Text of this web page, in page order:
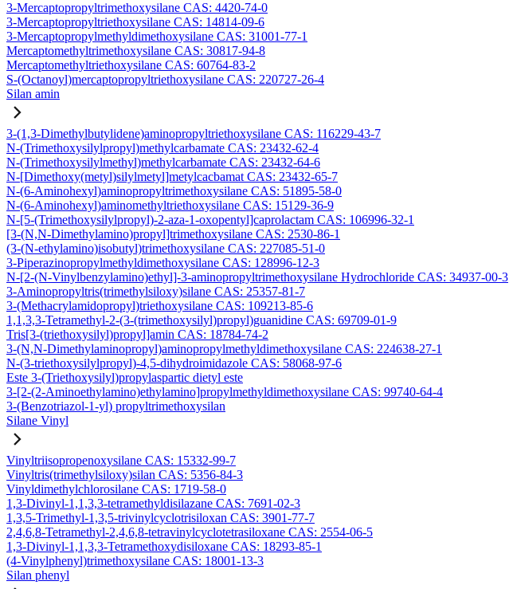
3-Mercaptopropyltrimethoxysilane CAS: 4420-74-0
3-Mercaptopropyltriethoxysilane CAS: 14814-09-6
3-Mercaptopropylmethyldimethoxysilane CAS: 31001-77-1
Mercaptomethyltrimethoxysilane CAS: 30817-94-8
Mercaptomethyltriethoxysilane CAS: 60764-83-2
S-(Octanoyl)mercaptopropyltriethoxysilane CAS: 220727-26-4
Silan amin
3-(1,3-Dimethylbutylidene)aminopropyltriethoxysilane CAS: 116229-43-7
N-(Trimethoxysilylpropyl)methylcarbamate CAS: 23432-62-4
N-(Trimethoxysilylmethyl)methylcarbamate CAS: 23432-64-6
N-[Dimethoxy(metyl)silylmetyl]metylcacbamat CAS: 23432-65-7
N-(6-Aminohexyl)aminopropyltrimethoxysilane CAS: 51895-58-0
N-(6-Aminohexyl)aminomethyltriethoxysilane CAS: 15129-36-9
N-[5-(Trimethoxysilylpropyl)-2-aza-1-oxopentyl]caprolactam CAS: 106996-32-1
[3-(N,N-Dimethylamino)propyl]trimethoxysilane CAS: 2530-86-1
(3-(N-ethylamino)isobutyl)trimethoxysilane CAS: 227085-51-0
3-Piperazinopropylmethyldimethoxysilane CAS: 128996-12-3
N-[2-(N-Vinylbenzylamino)ethyl]-3-aminopropyltrimethoxysilane Hydrochloride CAS: 34937-00-3
3-Aminopropyltris(trimethylsiloxy)silane CAS: 25357-81-7
3-(Methacrylamidopropyl)triethoxysilane CAS: 109213-85-6
1,1,3,3-Tetramethyl-2-(3-(trimethoxysilyl)propyl)guanidine CAS: 69709-01-9
Tris[3-(triethoxysilyl)propyl]amin CAS: 18784-74-2
3-(N,N-Dimethylaminopropyl)aminopropylmethyldimethoxysilane CAS: 224638-27-1
N-(3-triethoxysilylpropyl)-4,5-dihydroimidazole CAS: 58068-97-6
Este 3-(Triethoxysilyl)propylaspartic dietyl este
3-[2-(2-Aminoethylamino)ethylamino]propylmethyldimethoxysilane CAS: 99740-64-4
3-(Benzotriazol-1-yl) propyltrimethoxysilan
Silane Vinyl
Vinyltriisopropenoxysilane CAS: 15332-99-7
Vinyltris(trimethylsiloxy)silan CAS: 5356-84-3
Vinyldimethylchlorosilane CAS: 1719-58-0
1,3-Divinyl-1,1,3,3-tetramethyldisilazane CAS: 7691-02-3
1,3,5-Trimethyl-1,3,5-trivinylcyclotrisiloxan CAS: 3901-77-7
2,4,6,8-Tetramethyl-2,4,6,8-tetravinylcyclotetrasiloxane CAS: 2554-06-5
1,3-Divinyl-1,1,3,3-Tetramethoxydisiloxane CAS: 18293-85-1
(4-Vinylphenyl)trimethoxysilane CAS: 18001-13-3
Silan phenyl